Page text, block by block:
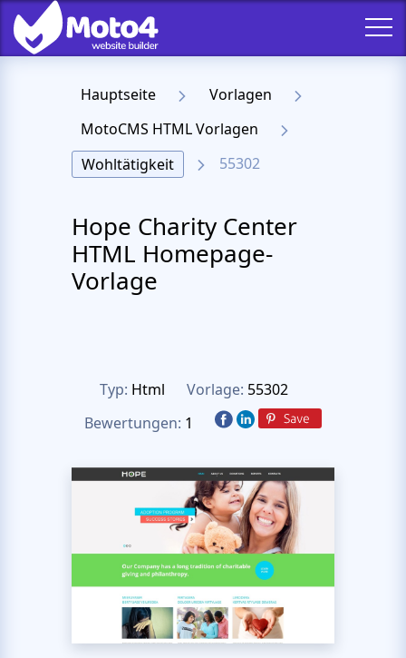
Hauptseite
Vorlagen
MotoCMS HTML Vorlagen
Wohltätigkeit
55302
Hope Charity Center
HTML Homepage-
Vorlage
Typ: Html Vorlage: 55302
Bewertungen: 1